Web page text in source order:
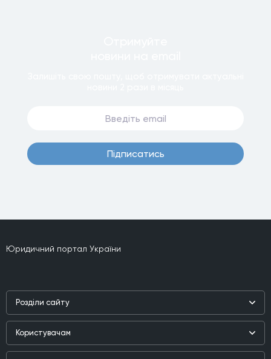
Пiдписатись
Юридичний портал України
Роздiли сайту
Наука
Практика
Користувачам
Реєстр користувачiв